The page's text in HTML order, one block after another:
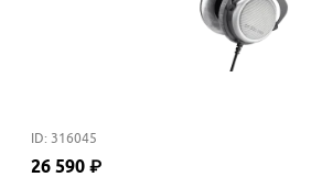
ID: 316045
26 590 ₽